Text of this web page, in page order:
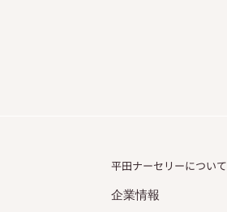
平田ナーセリーについて
企業情報